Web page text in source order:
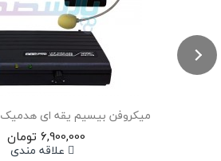
میکروفن بیسیم یقه ای هدمیک AAP WM110B
6,900,000 تومان
علاقه مندی